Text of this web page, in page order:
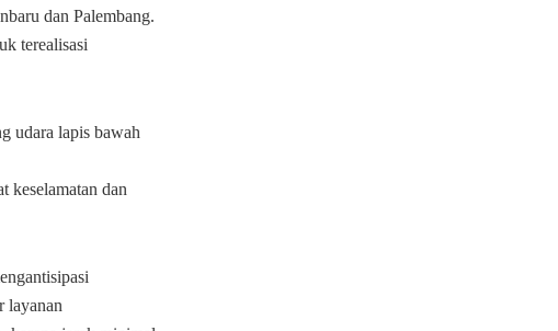
dan Palembang.
terealisasi
udara lapis bawah
keselamatan dan
layanan